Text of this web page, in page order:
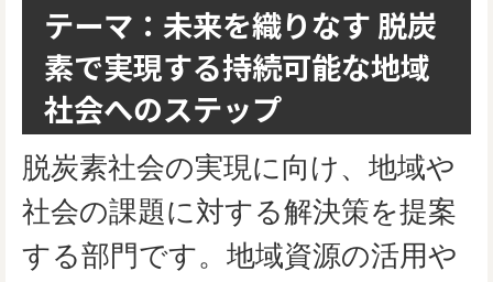
テーマ：未来を織りなす 脱炭
素で実現する持続可能な地域
社会へのステップ
脱炭素社会の実現に向け、地域や
社会の課題に対する解決策を提案
する部門です。地域資源の活用や